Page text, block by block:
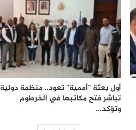
أول بعثة “أممية” تعود.. منظمة دولية
تباشر فتح مكاتبها في الخرطوم
وتؤكد…